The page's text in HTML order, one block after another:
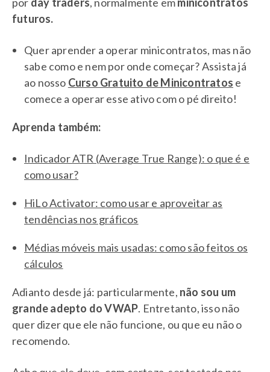
futuros.
Quer aprender a operar minicontratos, mas não
sabe como e nem por onde começar? Assista já
ao nosso Curso Gratuito de Minicontratos e
comece a operar esse ativo com o pé direito!
Aprenda também:
Indicador ATR (Average True Range): o que é e
como usar?
HiLo Activator: como usar e aproveitar as
tendências nos gráficos
Médias móveis mais usadas: como são feitos os
cálculos
Adianto desde já: particularmente, não sou um
grande adepto do VWAP. Entretanto, isso não
quer dizer que ele não funcione, ou que eu não o
recomendo.